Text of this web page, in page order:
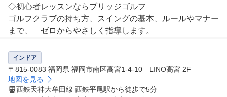
◇初心者レッスンならブリッジゴルフ
ゴルフクラブの持ち方、スイングの基本、ルールやマナー
まで、　ゼロからやさしく指導します。
わせた　レッスンで、無理なく楽しくステップアップ可能
です。
◇コスパ最高・月謝コース＆タイパ最高・短期集中コース
インドア
〒815-0083 福岡県 福岡市南区高宮1-4-10 LINO高宮 2F
地図を見る
西鉄天神大牟田線 西鉄平尾駅から徒歩で5分